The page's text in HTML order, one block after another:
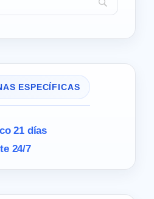
ESPECÍFICAS
21 días
24/7